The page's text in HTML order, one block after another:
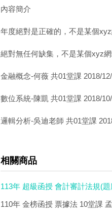
內容簡介
年度絕對是正確的，不是某個
絕對無任何缺集，不是某個xyz
金融概念-何薇 共01堂課 2018/
數位系統-陳凱 共01堂課 2018/
邏輯分析-吳迪老師 共01堂課
相關商品
113年 超級函授 會計審計法規(
110年 金榜函授 票據法 10堂課